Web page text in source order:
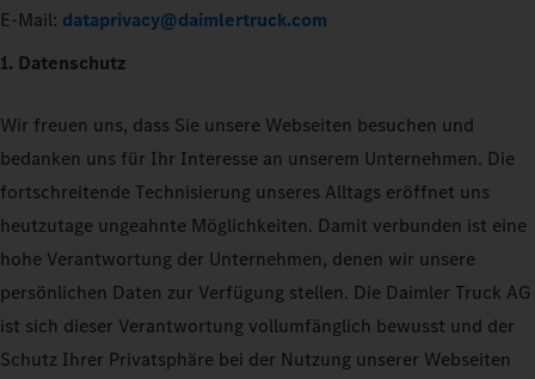
E-Mail: dataprivacy@daimlertruck.com
1. Datenschutz
Wir freuen uns, dass Sie unsere Webseiten besuchen und
bedanken uns für Ihr Interesse an unserem Unternehmen. Die
fortschreitende Technisierung unseres Alltags eröffnet uns
heutzutage ungeahnte Möglichkeiten. Damit verbunden ist eine
hohe Verantwortung der Unternehmen, denen wir unsere
persönlichen Daten zur Verfügung stellen. Die Daimler Truck AG
ist sich dieser Verantwortung vollumfänglich bewusst und der
Schutz Ihrer Privatsphäre bei der Nutzung unserer Webseiten